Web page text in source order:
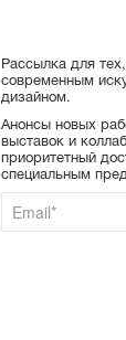
Рассылка для
современным
дизайном.
Анонсы новых
выставок и
приоритетный
специальным